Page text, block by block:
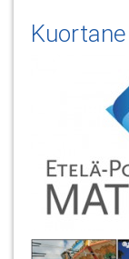
Kuortane